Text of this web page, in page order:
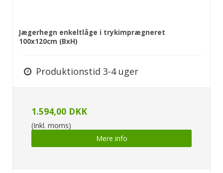
Jægerhegn enkeltlåge i trykimprægneret
100x120cm (BxH)
Produktionstid 3-4 uger
1.594,00 DKK
(Inkl. moms)
Mere info